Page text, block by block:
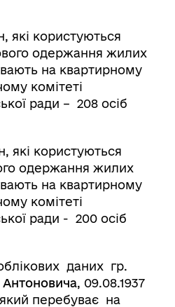
які користуються
одержання жилих
на квартирному
комітеті
ради – 208 осіб
які користуються
одержання жилих
на квартирному
комітеті
ради - 200 осіб
даних гр.
, 09.08.1937
перебуває на